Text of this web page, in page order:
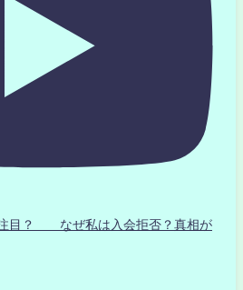
注目？ なぜ私は入会拒否？真相が